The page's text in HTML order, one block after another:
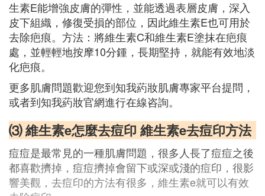
生素E能增強皮膚的彈性，並能透過表層皮膚，深入
皮下組織，修復受損的部位，因此維生素E也可用於
去除疤痕。方法：將維生素C和維生素E塗抹在疤痕
處，並輕輕地按摩10分鍾，長期堅持，就能有效地淡
化疤痕。
更多肌膚問題歡迎您到知我葯妝肌膚專家平台提問，
或者到知我葯妝官網進行在線咨詢。
⑶ 維生素e怎麼去痘印 維生素e去痘印方法
痘痘是最常見的一種肌膚問題，很多人長了痘痘之後
都喜歡擠掉，痘痘擠掉會留下或深或淺的痘印，很影
響美觀，去痘印的方法有很多，維生素e就可以有效